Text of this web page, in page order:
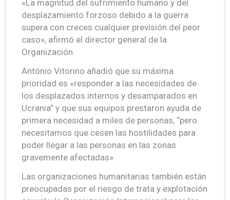
«La magnitud del sufrimiento humano y del
desplazamiento forzoso debido a la guerra
supera con creces cualquier previsión del peor
caso», afirmó el director general de la
Organización.
António Vitorino añadió que su máxima
prioridad es «responder a las necesidades de
los desplazados internos y desamparados en
Ucrania” y que sus equipos prestaron ayuda de
primera necesidad a miles de personas, “pero
necesitamos que cesen las hostilidades para
poder llegar a las personas en las zonas
gravemente afectadas».
Las organizaciones humanitarias también están
preocupadas por el riesgo de trata y explotación